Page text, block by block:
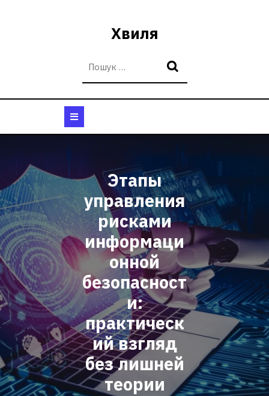
Хвиля
Этапы
управления
рисками
информаци
онной
безопасност
и:
практическ
ий взгляд
без лишней
теории